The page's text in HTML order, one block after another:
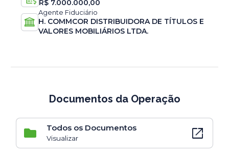
R$ 7.000.000,00
Agente Fiduciário
H. COMMCOR DISTRIBUIDORA DE TÍTULOS E
VALORES MOBILIÁRIOS LTDA.
Documentos da Operação
Todos os Documentos
Visualizar open_in_new